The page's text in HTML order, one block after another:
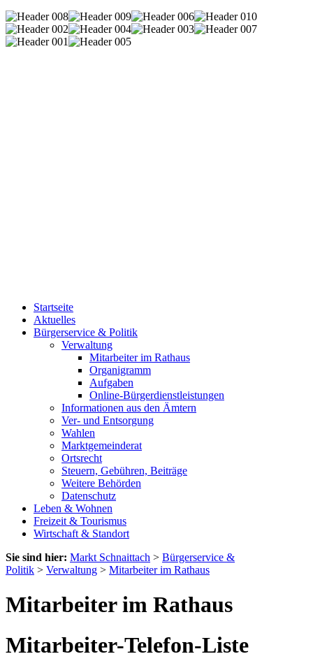
Startseite
Aktuelles
Bürgerservice & Politik
Verwaltung
Mitarbeiter im Rathaus
Organigramm
Aufgaben
Online-Bürgerdienstleistungen
Informationen aus den Ämtern
Ver- und Entsorgung
Wahlen
Marktgemeinderat
Ortsrecht
Steuern, Gebühren, Beiträge
Weitere Behörden
Datenschutz
Leben & Wohnen
Freizeit & Tourismus
Wirtschaft & Standort
Sie sind hier: Markt Schnaittach > Bürgerservice &
Politik > Verwaltung > Mitarbeiter im Rathaus
Mitarbeiter im Rathaus
Mitarbeiter-Telefon-Liste